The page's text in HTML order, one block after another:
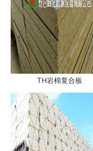
TH岩棉复合板